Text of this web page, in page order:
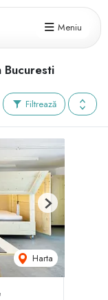
Meniu
Filtrează
Harta
Next